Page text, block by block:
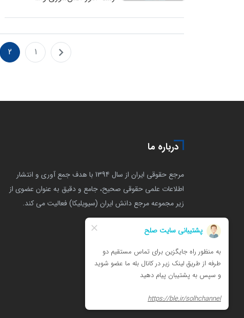
1
2
درباره ما
مرجع حقوقی ایران از سال 1394 با هدف جمع آوری و انتشار
اطلاعات علمی حقوقی صحیح، جامع و دقیق به عنوان عضوی از
زیر مجموعه مرجع دانش ایران (سیویلیکا) فعالیت می کند.